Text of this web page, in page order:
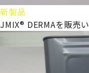
新製品
JMIX® DERMAを販売